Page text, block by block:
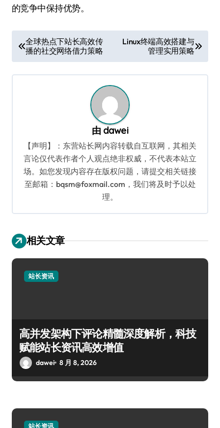
的竞争中保持优势。
章
导
全球热点下站长高效传
播的社交网络借力策略
Linux终端高效搭建与
管理实用策略
由 dawei
【声明】：东营站长网内容转载自互联网，其相关
言论仅代表作者个人观点绝非权威，不代表本站立
场。如您发现内容存在版权问题，请提交相关链接
至邮箱：bqsm@foxmail.com，我们将及时予以处
理。
相关文章
站长资讯
高并发架构下评论精髓深度解析，科技
赋能站长资讯高效增值
dawei 8 月 8, 2026
站长资讯